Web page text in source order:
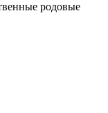
родовые